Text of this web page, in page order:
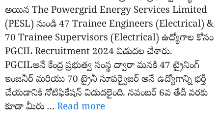
అయిన The Powergrid Energy Services Limited
(PESL) నుండి 47 Trainee Engineers (Electrical) &
70 Trainee Supervisors (Electrical) ఉద్యోగాల కోసం
PGCIL Recruitment 2024 విడుదల చేశారు.
PGCILఅనే కేంద్ర ప్రభుత్వ సంస్థ ద్వారా మనకి 47 ట్రైనింగ్
ఇంజనీర్ మరియు 70 ట్రైనీ సూపర్వైజర్ అనే ఉద్యోగాన్ని భర్తీ
చేయడానికి నోటిఫికేషన్ విడుదలైంది. నవంబర్ 6వ తేదీ వరకు
కూడా మీరు … Read more